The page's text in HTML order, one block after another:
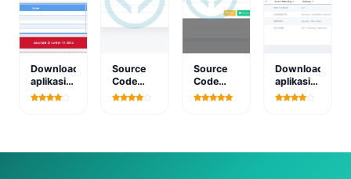
Download
aplikasi
sistem
Source
Code
Aplikasi
Source
Code
Aplikasi
Metode
Download
aplikasi
ekspedisi
berbasis